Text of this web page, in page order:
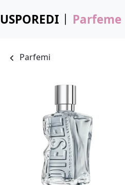
USPOREDI Parfeme
Parfemi